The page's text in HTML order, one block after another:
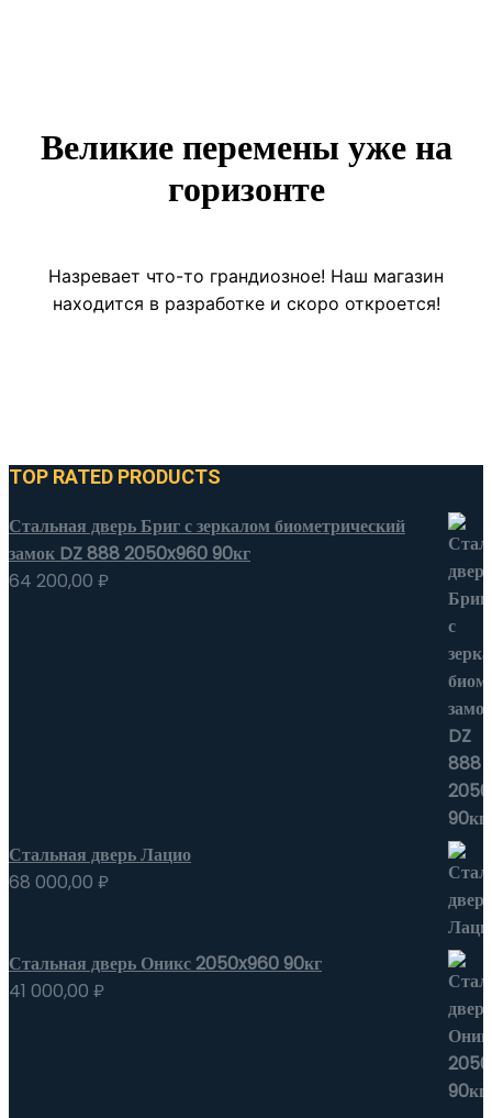
Великие перемены уже на
горизонте
Назревает что-то грандиозное! Наш магазин
находится в разработке и скоро откроется!
TOP RATED PRODUCTS
Стальная дверь Бриг с зеркалом биометрический
замок DZ 888 2050x960 90кг
64 200,00 ₽
Стальная дверь Лацио
68 000,00 ₽
Стальная дверь Оникс 2050x960 90кг
41 000,00 ₽